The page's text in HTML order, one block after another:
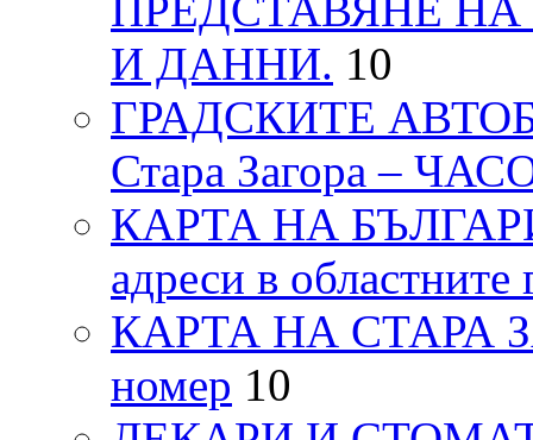
ПРЕДСТАВЯНЕ
И ДАННИ. 10
ГРАДСКИТЕ
Стара Загора –
КАРТА НА
адреси в областните
КАРТА НА СТАРА
номер 10